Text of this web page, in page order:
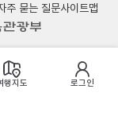
주 묻는 질문사이트맵
행지도 로그인